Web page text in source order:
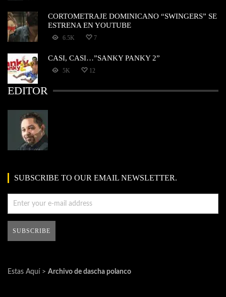
CORTOMETRAJE DOMINICANO “SWINGERS” SE
ESTRENA EN YOUTUBE
6.5K 7
CASI, CASI…”SANKY PANKY 2”
5K 12
EDITOR
SUBSCRIBE TO OUR EMAIL NEWSLETTER.
Estas Aquí > Archivo de dascha polanco